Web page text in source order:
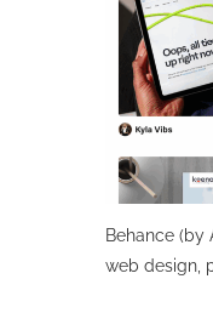
Behance
web design,